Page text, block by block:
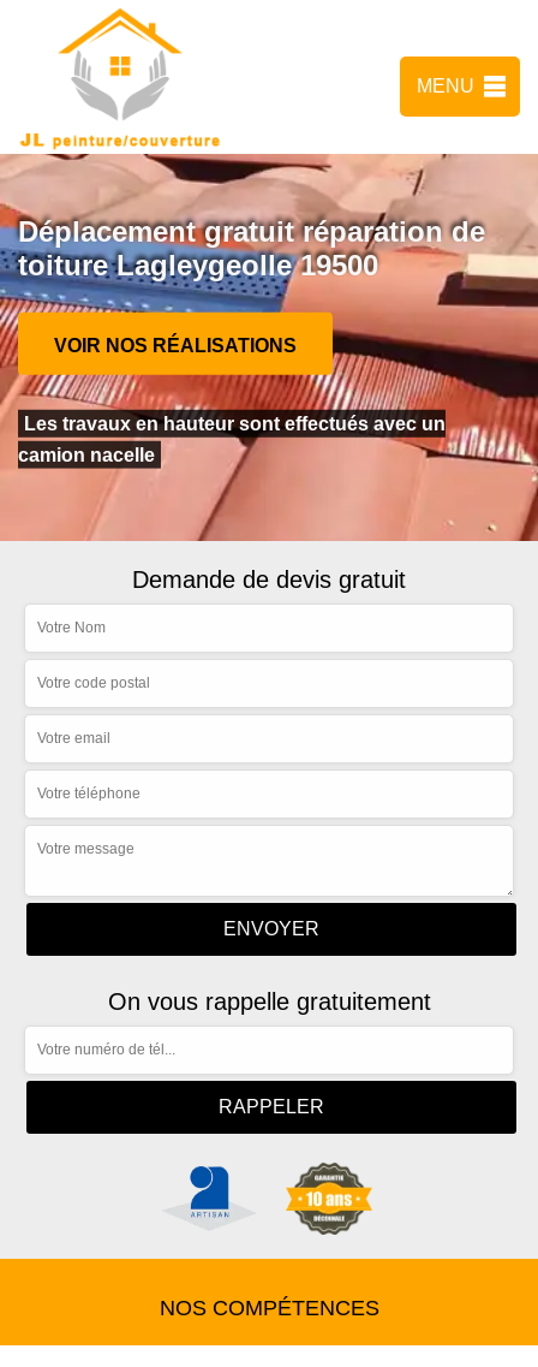
MENU
Déplacement gratuit réparation de
toiture Lagleygeolle 19500
VOIR NOS RÉALISATIONS
Les travaux en hauteur sont effectués avec un
camion nacelle
Demande de devis gratuit
On vous rappelle gratuitement
NOS COMPÉTENCES